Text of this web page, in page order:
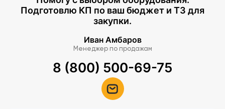
Подготовлю КП по ваш бюджет и ТЗ для
закупки.
Иван Амбаров
Менеджер по продажам
8 (800) 500-69-75